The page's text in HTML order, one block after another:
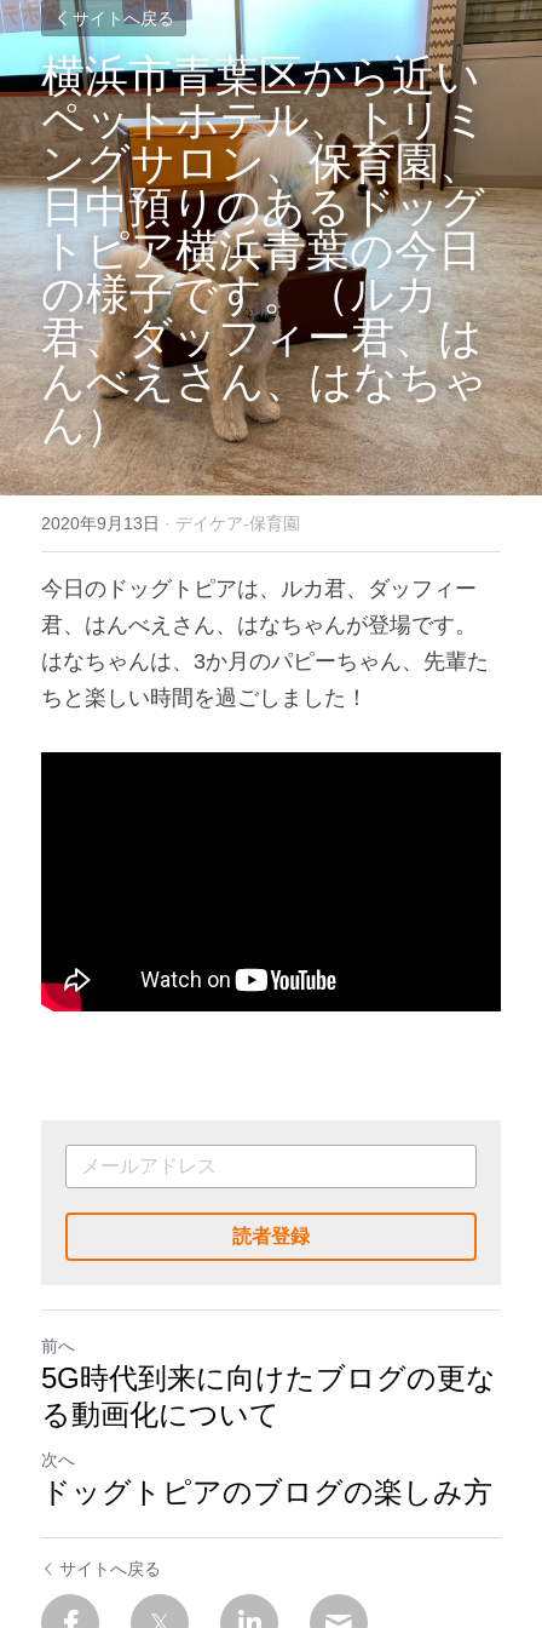
サイトへ戻る
横浜市青葉区から近い
ペットホテル、トリミ
ングサロン、保育園、
日中預りのあるドッグ
トピア横浜青葉の今日
の様子です。（ルカ
君、ダッフィー君、は
んべえさん、はなちゃ
ん）
2020年9月13日 · デイケア-保育園
今日のドッグトピアは、ルカ君、ダッフィー
君、はんべえさん、はなちゃんが登場です。
はなちゃんは、3か月のパピーちゃん、先輩た
ちと楽しい時間を過ごしました！
読者登録
前へ
5G時代到来に向けたブログの更な
る動画化について
次へ
ドッグトピアのブログの楽しみ方
サイトへ戻る